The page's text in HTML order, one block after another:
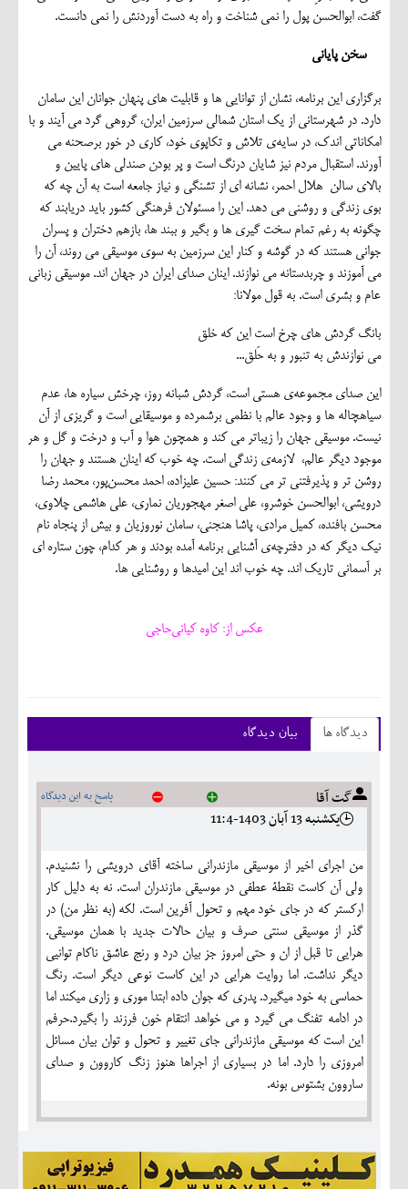
گفت، ابوالحسن پول را نمی شناخت و راه به دست آوردنش را نمی دانست.
سخن پایانی
برگزاری این برنامه، نشان از توانایی ها و قابلیت های پنهان جوانان این سامان
دارد. در شهرستانی از یک استان شمالی سرزمین ایران، گروهی گرد می آیند و با
امکاناتی اندک، در سایه‌ی تلاش و تکاپوی خود، کاری در خور برصحنه می
آورند. استقبال مردم نیز شایان درنگ است و پر بودن صندلی های پایین و
بالای سالن هلال احمر، نشانه ای از تشنگی و نیاز جامعه است به آن چه که
بوی زندگی و روشنی می دهد. این را مسئولان فرهنگی کشور باید دریابند که
چگونه به رغم تمام سخت گیری ها و بگیر و ببند ها، بازهم دختران و پسران
جوانی هستند که در گوشه و کنار این سرزمین به سوی موسیقی می روند، آن را
می آموزند و چربدستانه می نوازند. اینان صدای ایران در جهان اند. موسیقی زبانی
عام و بشری است. به قول مولانا:
بانگ گردش های چرخ است این که خلق
می نوازندش به تنبور و به حَلق...
این صدای مجموعه‌ی هستی است، گردش شبانه روز‌، چرخش سیاره ها، عدم
سیاهچاله ها و وجود عالم با نظمی برشمرده و موسیقایی است و گریزی از آن
نیست. موسیقی جهان را زیباتر می کند و همچون هوا و آب و درخت و گل و هر
موجود دیگر عالم، لازمه‌ی زندگی است. چه خوب که اینان هستند و جهان را
روشن تر و پذیرفتنی تر می کنند: حسین علیزاده، احمد محسن‌پور، محمد رضا
درویشی، ابوالحسن خوشرو، علی اصغر مهجوریان نماری، علی هاشمی چلاوی،
محسن بافنده، کمیل مرادی، پاشا هنجنی، سامان نوروزیان و بیش از پنجاه نام
نیک دیگر که در دفترچه‌ی آشنایی برنامه آمده بودند و هر کدام، چون ستاره ای
بر آسمانی تاریک اند. چه خوب اند این امیدها و روشنایی ها.
عکس از: کاوه کیانی‌حاجی
دیدگاه ها بیان دیدگاه
گت آقا پاسخ به این دیدگاه
يکشنبه 13 آبان 1403-11:4
من اجرای اخیر از موسیقی مازندرانی ساخته آقای درویشی را نشنیدم.
ولی آن کاست نقطة عطفی در موسیقی مازندران است. نه به دلیل کار
ارکستر که در جای خود مهم و تحول آفرین است. لکه (به نظر من) در
گذر از موسیقی سنتی صرف و بیان حالات جدید با همان موسیقی.
هرایی تا قبل از ان و حتی امروز جز بیان درد و رنج عاشق ناکام توانیی
دیگر نداشت. اما روایت هرایی در این کاست نوعی دیگر است. رنگ
حماسی به خود میگیرد. پدری که جوان داده ابتدا موری و زاری میکند اما
در ادامه تفنگ می گیرد و می خواهد انتقام خون فرزند را بگیرد.حرفم
این است که موسیقی مازندرانی جای تغییر و تحول و توان بیان مسائل
امروزی را دارد. اما در بسیاری از اجراها هنوز زنگ کاروون و صدای
ساروون بشتوس بونه.